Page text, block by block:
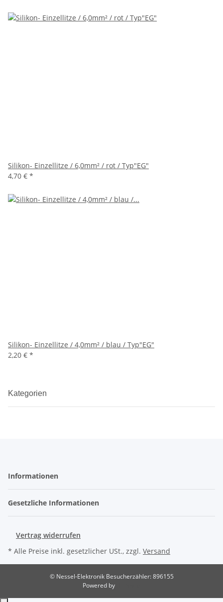
Silikon- Einzellitze / 6,0mm² / rot / Typ"EG"
4,70 € *
Silikon- Einzellitze / 4,0mm² / blau / Typ"EG"
2,20 € *
Kategorien
Informationen
Gesetzliche Informationen
Vertrag widerrufen
* Alle Preise inkl. gesetzlicher USt., zzgl. Versand
© Nessel-ElektronikBesucherzähler: 896155
Powered by